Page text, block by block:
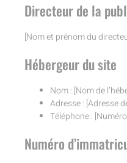
Directeur de la
[Nom et prénom du
Hébergeur du site
Nom : [Nom de
Adresse : [Adresse
Téléphone :
Numéro